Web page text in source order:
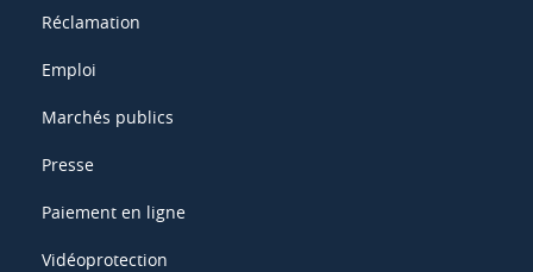
Réclamation
Emploi
Marchés publics
Presse
Paiement en ligne
Vidéoprotection